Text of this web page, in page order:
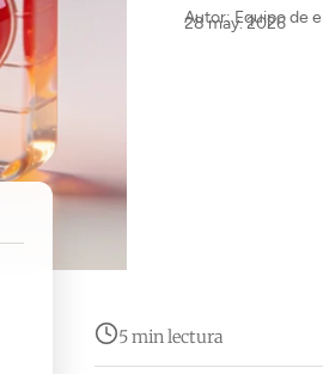
Autor: Equipo de
28 may. 2026
5 min lectura